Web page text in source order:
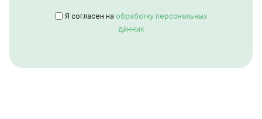
Я согласен на обработку персональных
данных